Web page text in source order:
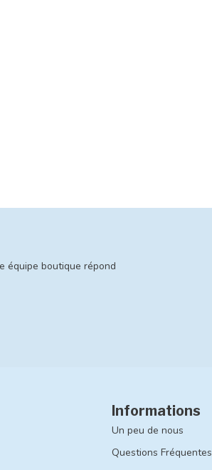
équipe boutique répond
Informations
Un peu de nous
Questions Fréquentes